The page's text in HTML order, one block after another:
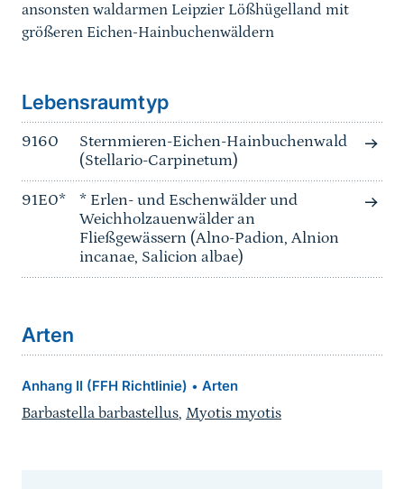
ansonsten waldarmen Leipzier Lößhügelland mit
größeren Eichen-Hainbuchenwäldern
Lebensraumtyp
9160
Sternmieren-Eichen-Hainbuchenwald
(Stellario-Carpinetum)
91E0*
* Erlen- und Eschenwälder und
Weichholzauenwälder an
Fließgewässern (Alno-Padion, Alnion
incanae, Salicion albae)
Arten
Anhang II (FFH Richtlinie) • Arten
Barbastella barbastellus, Myotis myotis